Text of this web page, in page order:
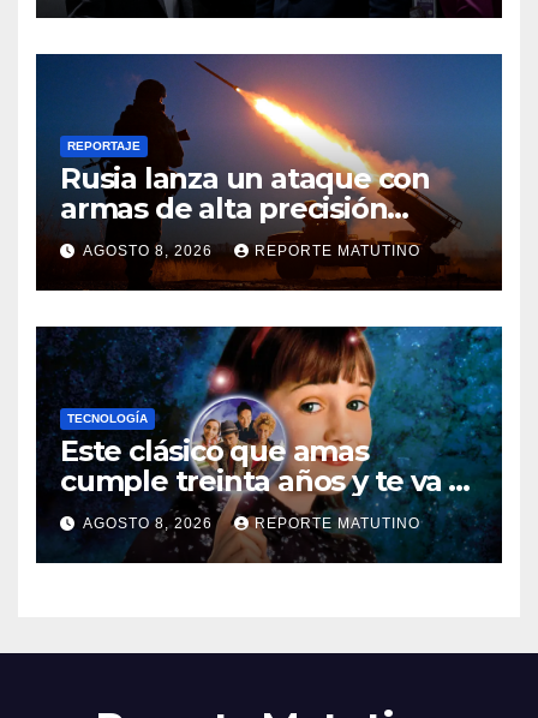
REPORTAJE
Rusia lanza un ataque con
armas de alta precisión
contra la industria militar en
Kiev
AGOSTO 8, 2026 REPORTE MATUTINO
TECNOLOGÍA
Este clásico que amas
cumple treinta años y te va a
sorprender su enorme
influencia en el cine
AGOSTO 8, 2026 REPORTE MATUTINO